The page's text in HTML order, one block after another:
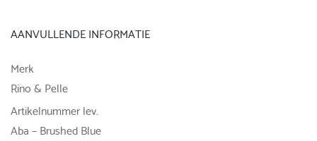
AANVULLENDE INFORMATIE
Merk
Rino & Pelle
Artikelnummer lev.
Aba – Brushed Blue